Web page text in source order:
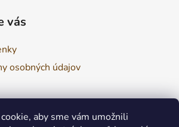
aby sme vám umožnili
vás
osobných údajov
tovaru